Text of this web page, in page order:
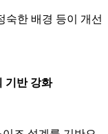
숙한 배경 등이 개선
기반 강화